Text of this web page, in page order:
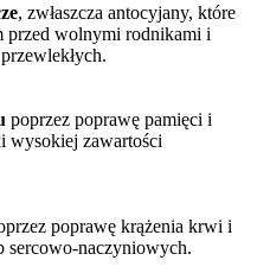
, zwłaszcza antocyjany, które
przed wolnymi rodnikami i
poprzez poprawę pamięci i
wysokiej zawartości
poprawę krążenia krwi i
sercowo-naczyniowych.